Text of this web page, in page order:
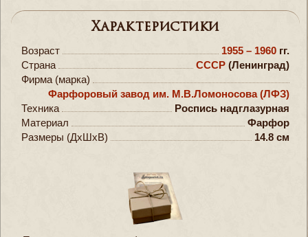
Характеристики
Возраст 1955 – 1960 гг.
Страна
СССР (Ленинград)
Фирма (марка)
Фарфоровый завод им. М.В.Ломоносова (ЛФЗ)
Техника
Роспись надглазурная
Материал
Фарфор
Размеры (ДxШxВ)
14.8 см